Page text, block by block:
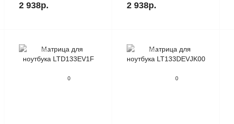
2 938р. 2 938р.
Продано
0
Продано
0